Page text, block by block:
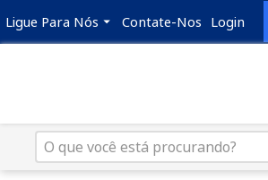
Ligue Para Nós Contate-Nos Login